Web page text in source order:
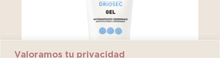
Valoramos tu privacidad